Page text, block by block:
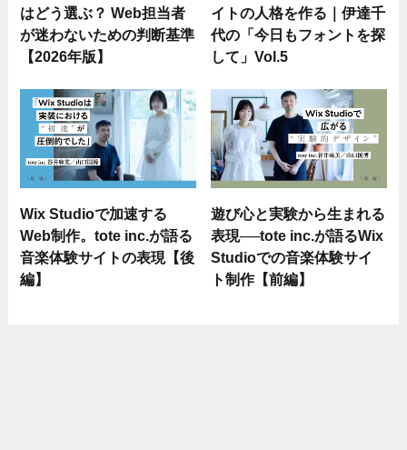
はどう選ぶ？ Web担当者
が迷わないための判断基準
【2026年版】
イトの人格を作る｜伊達千
代の「今日もフォントを探
して」Vol.5
Wix Studioで加速する
Web制作。tote inc.が語る
音楽体験サイトの表現【後
編】
遊び心と実験から生まれる
表現──tote inc.が語るWix
Studioでの音楽体験サイ
ト制作【前編】